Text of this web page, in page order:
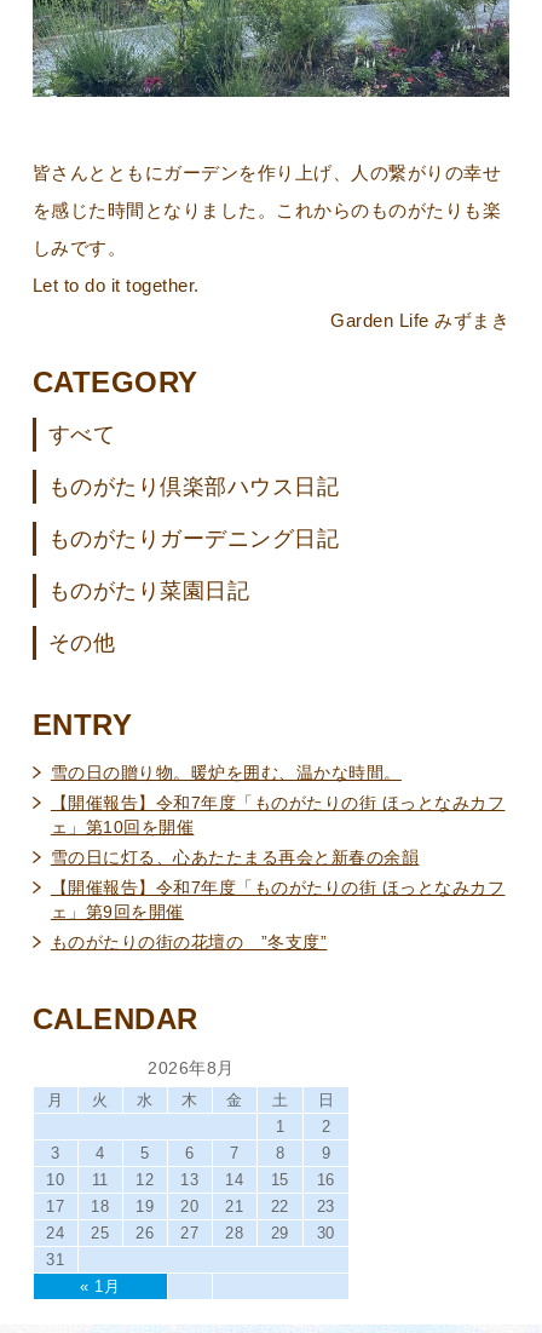
皆さんとともにガーデンを作り上げ、人の繋がりの幸せ
を感じた時間となりました。これからのものがたりも楽
しみです。
Let to do it together.
Garden Life みずまき
CATEGORY
すべて
ものがたり倶楽部ハウス日記
ものがたりガーデニング日記
ものがたり菜園日記
その他
ENTRY
雪の日の贈り物。暖炉を囲む、温かな時間。
【開催報告】令和7年度「ものがたりの街 ほっとなみカフ
ェ」第10回を開催
雪の日に灯る、心あたたまる再会と新春の余韻
【開催報告】令和7年度「ものがたりの街 ほっとなみカフ
ェ」第9回を開催
ものがたりの街の花壇の ”冬支度”
CALENDAR
2026年8月
月 火 水 木 金 土 日
« 1月
1
2
3
4 5 6 7 8
9
10
11 12 13 14 15
16
17
18 19 20 21 22
23
24
25 26 27 28 29
30
31